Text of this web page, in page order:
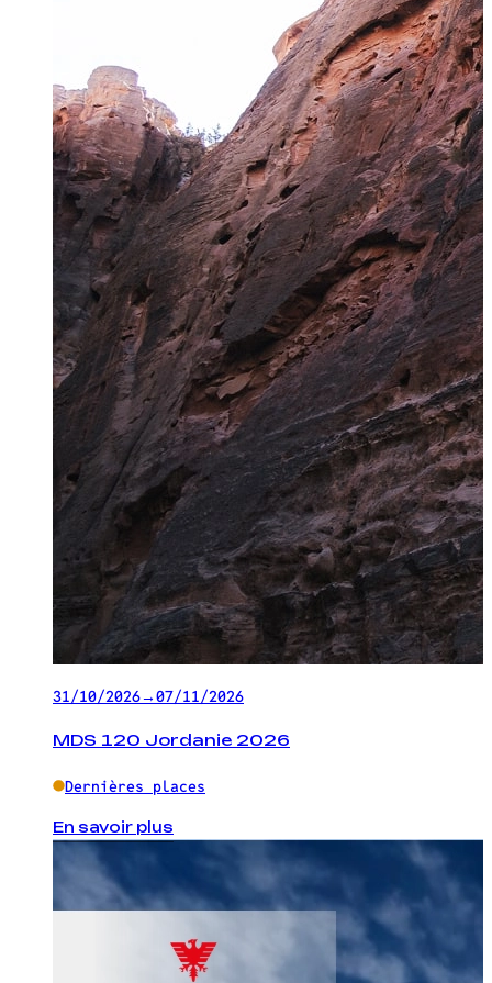
31/10/2026→07/11/2026
MDS 120 Jordanie 2026
Dernières places
En savoir plus